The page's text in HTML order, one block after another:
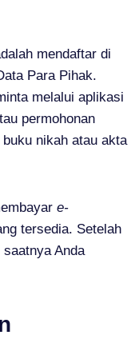
mendaftar di
Para Pihak.
melalui aplikasi
permohonan
nikah atau akta
e-
tersedia. Setelah
Anda